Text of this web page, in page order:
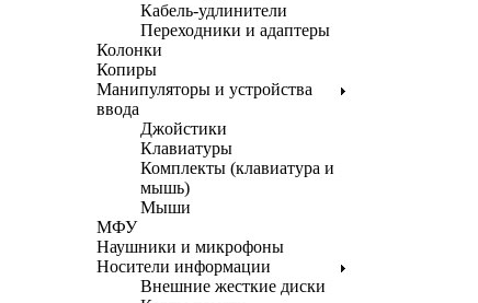
Кабель-удлинители
Переходники и адаптеры
Колонки
Копиры
Манипуляторы и устройства
ввода
Джойстики
Клавиатуры
Комплекты (клавиатура и
мышь)
Мыши
МФУ
Наушники и микрофоны
Носители информации
Внешние жесткие диски